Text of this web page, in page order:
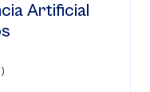
Artificial